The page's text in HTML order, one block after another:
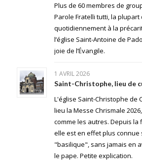
Plus de 60 membres de
Parole Fratelli tutti, la
quotidiennement à la
l’église Saint-Antoine de
joie de l’Évangile.
1 AVRIL 2026
Saint-Christophe, lieu de
L'église Saint-Christophe de
lieu la Messe Chrismale
comme les autres. Depuis la
elle est en effet plus connue
"basilique", sans jamais en
le pape. Petite explication.